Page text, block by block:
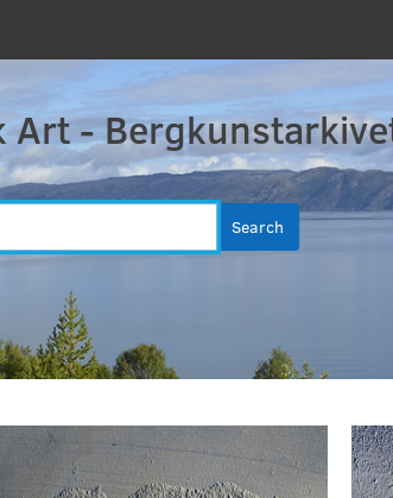
Art -
Search